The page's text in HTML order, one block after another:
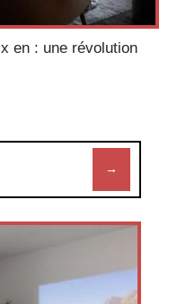
en : une révolution